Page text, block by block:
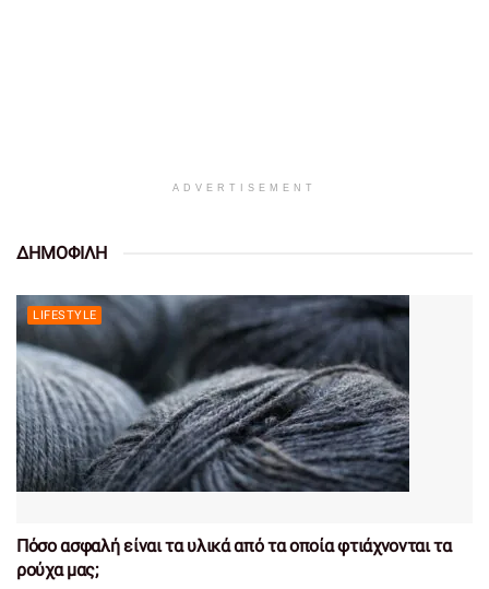
ADVERTISEMENT
ΔΗΜΟΦΙΛΗ
LIFESTYLE
Πόσο ασφαλή είναι τα υλικά από τα οποία φτιάχνονται τα
ρούχα μας;